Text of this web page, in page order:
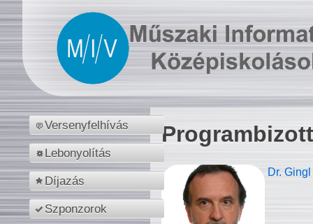
Versenyfelhívás
Lebonyolítás
Díjazás
Szponzorok
Dr.